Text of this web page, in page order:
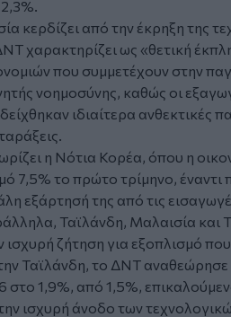
κερδίζει από την έκρηξη της
χαρακτηρίζει ως «θετική
που συμμετέχουν στην
νοημοσύνης, καθώς οι
ιδιαίτερα ανθεκτικές
η Νότια Κορέα, όπου η
7,5% το πρώτο τρίμηνο,
εξάρτησή της από τις
Ταϊλάνδη, Μαλαισία και
ισχυρή ζήτηση για εξοπλισμό
Ταϊλάνδη, το ΔΝΤ
στο 1,9%, από 1,5%,
ισχυρή άνοδο των